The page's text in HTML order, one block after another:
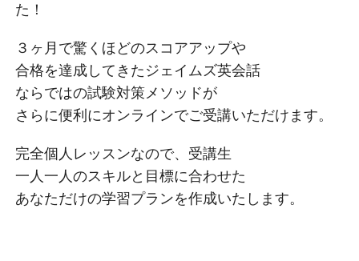
た！
３ヶ月で驚くほどのスコアアップや
合格を達成してきたジェイムズ英会話
ならではの試験対策メソッドが
さらに便利にオンラインでご受講いただけます。
完全個人レッスンなので、受講生
一人一人のスキルと目標に合わせた
あなただけの学習プランを作成いたします。